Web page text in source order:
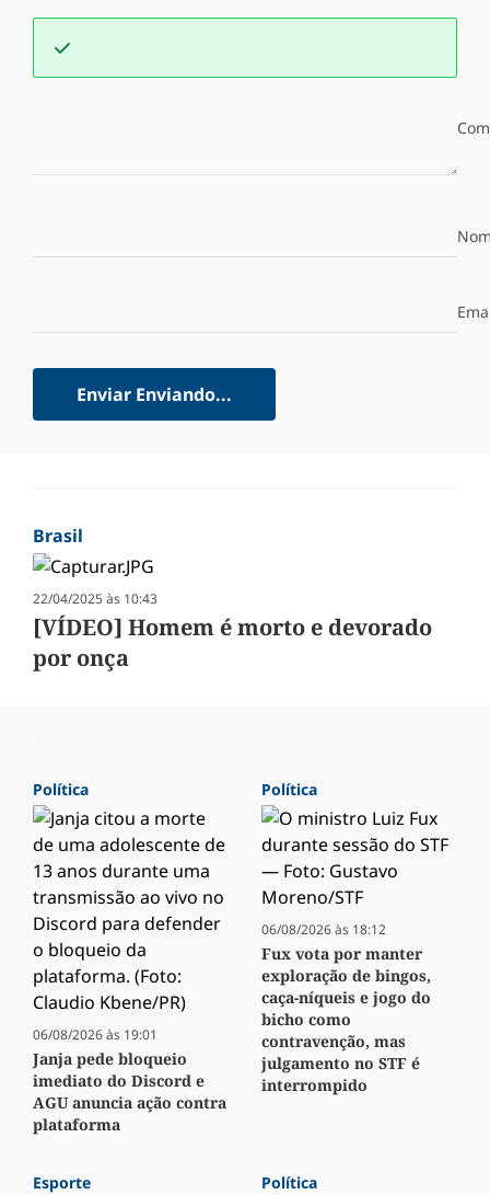
Enviar Enviando...
Brasil
22/04/2025 às 10:43
[VÍDEO] Homem é morto e devorado
por onça
Política
06/08/2026 às 19:01
Janja pede bloqueio
imediato do Discord e
AGU anuncia ação contra
plataforma
Política
06/08/2026 às 18:12
Fux vota por manter
exploração de bingos,
caça-níqueis e jogo do
bicho como
contravenção, mas
julgamento no STF é
interrompido
Esporte Política